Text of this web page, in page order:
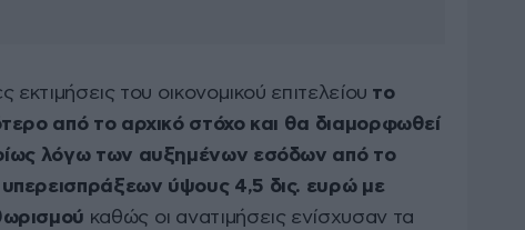
του οικονομικού επιτελείου το
από το αρχικό στόχο και θα διαμορφωθεί
λόγω των αυξημένων εσόδων από το
ύψους 4,5 δις. ευρώ με
καθώς οι ανατιμήσεις ενίσχυσαν τα